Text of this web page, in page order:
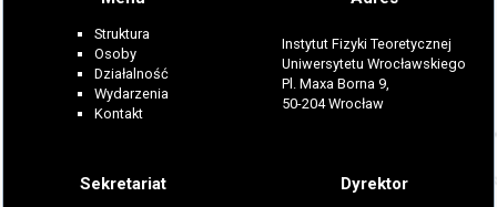
Struktura
Osoby
Działalność
Wydarzenia
Kontakt
Instytut Fizyki Teoretycznej
Uniwersytetu Wrocławskiego
Pl. Maxa Borna 9,
50-204 Wrocław
Sekretariat Dyrektor